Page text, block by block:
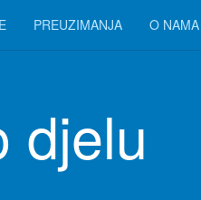
PREUZIMANJA O NAMA
djelu